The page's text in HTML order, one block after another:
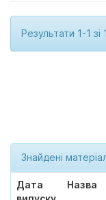
Результати 1-1 зі
Знайдені
Дата
Назва